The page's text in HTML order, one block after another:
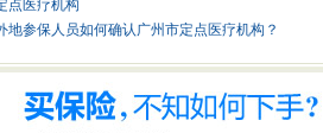
点医疗机构
地参保人员如何确认广州市定点医疗机构？